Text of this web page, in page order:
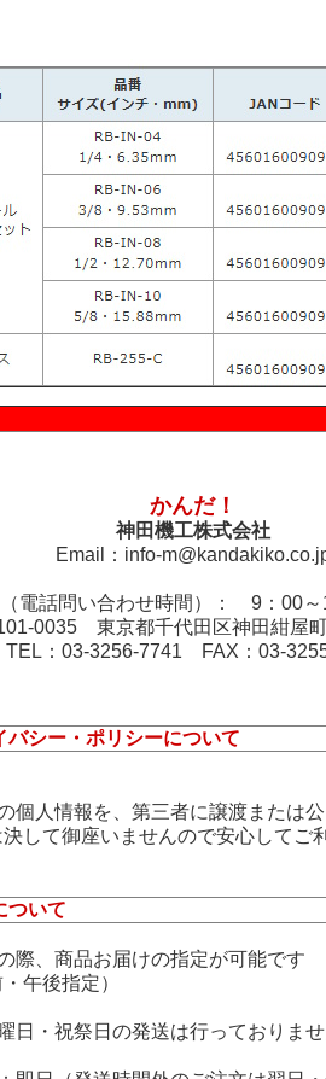
かんだ！
神田機工株式会社
Email： info-
（電話問い合わせ時間）： 9：00
0035 東京都千代田区神田紺屋
TEL：03-3256-7741 FAX：03-
バシー・ポリシーについて
個人情報を、第三者に譲渡または
して御座いませんので安心してご
ついて
際、商品お届けの指定が可能です
午後指定）
日・祝祭日の発送は行っておりま